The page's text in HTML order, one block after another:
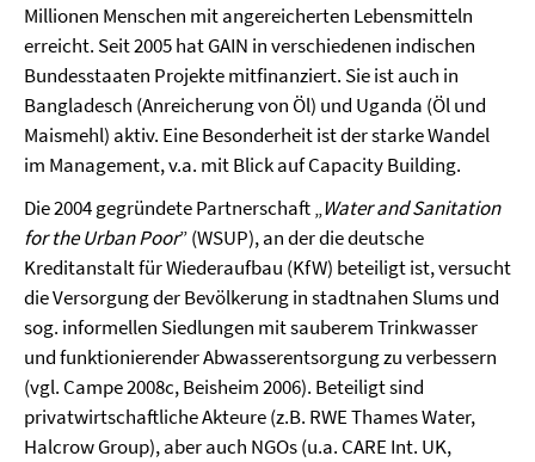
Millionen Menschen mit angereicherten Lebensmitteln
erreicht. Seit 2005 hat GAIN in verschiedenen indischen
Bundesstaaten Projekte mitfinanziert. Sie ist auch in
Bangladesch (Anreicherung von Öl) und Uganda (Öl und
Maismehl) aktiv. Eine Besonderheit ist der starke Wandel
im Management, v.a. mit Blick auf Capacity Building.
Die 2004 gegründete Partnerschaft „Water and Sanitation
for the Urban Poor” (WSUP), an der die deutsche
Kreditanstalt für Wiederaufbau (KfW) beteiligt ist, versucht
die Versorgung der Bevölkerung in stadtnahen Slums und
sog. informellen Siedlungen mit sauberem Trinkwasser
und funktionierender Abwasserentsorgung zu verbessern
(vgl. Campe 2008c, Beisheim 2006). Beteiligt sind
privatwirtschaftliche Akteure (z.B. RWE Thames Water,
Halcrow Group), aber auch NGOs (u.a. CARE Int. UK,